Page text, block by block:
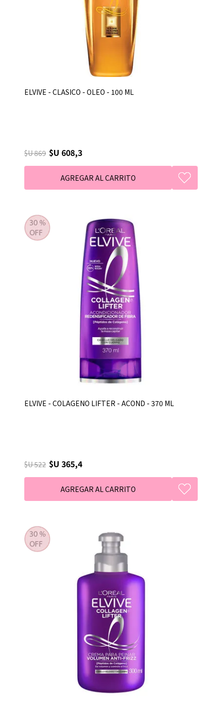
ELVIVE - CLASICO - OLEO - 100 ML
$U 869 $U 608,3
ELVIVE - COLAGENO LIFTER - ACOND - 370 ML
$U 522 $U 365,4